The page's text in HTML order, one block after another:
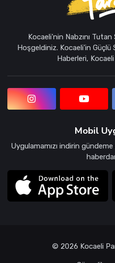
Kocaeli'nin Nabzını
Hoşgeldiniz. Kocaeli'in Güçlü
Haberleri,
Mobil
Uygulamamızı indirin
© 2026 Kocaeli